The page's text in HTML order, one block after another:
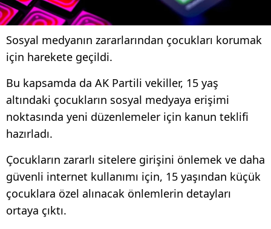
Sosyal medyanın zararlarından çocukları korumak
için harekete geçildi.
Bu kapsamda da AK Partili vekiller, 15 yaş
altındaki çocukların sosyal medyaya erişimi
noktasında yeni düzenlemeler için kanun teklifi
hazırladı.
Çocukların zararlı sitelere girişini önlemek ve daha
güvenli internet kullanımı için, 15 yaşından küçük
çocuklara özel alınacak önlemlerin detayları
ortaya çıktı.